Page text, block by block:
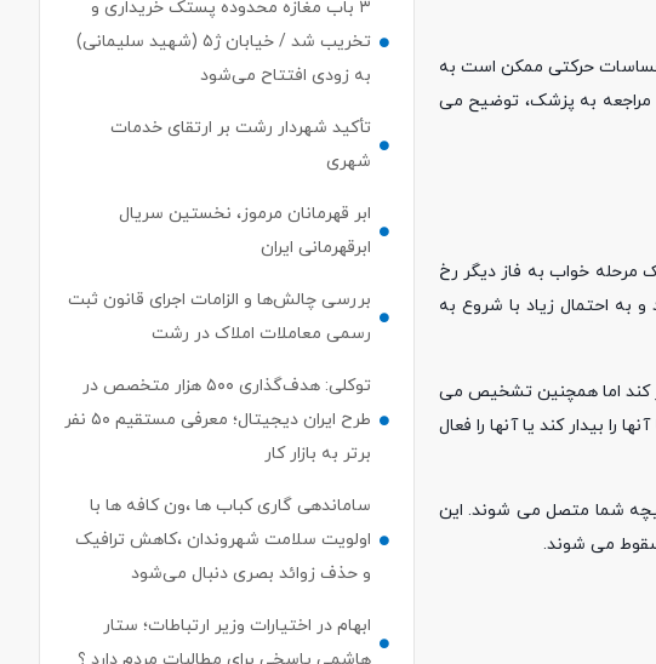
احساسات حرکتی ممکن است به
مراجعه به پزشک، توضیح می
مرحله خواب به فاز دیگر رخ
به احتمال زیاد با شروع به
کند اما همچنین تشخیص می
بیدار کند یا آنها را فعال
شما متصل می شوند. این
می شوند.
۳ باب مغازه محدوده پستک خریداری و
تخریب شد / خیابان ژ۵ (شهید سلیمانی)
به زودی افتتاح می‌شود
تأکید شهردار رشت بر ارتقای خدمات
شهری
ابر قهرمانان مرموز، نخستین سریال
ابرقهرمانی ایران
بررسی چالش‌ها و الزامات اجرای قانون ثبت
رسمی معاملات املاک در رشت
توکلی: هدف‌گذاری ۵۰۰ هزار متخصص در
طرح ایران دیجیتال؛ معرفی مستقیم ۵۰ نفر
برتر به بازار کار
ساماندهی گاری کباب ها ،ون کافه ها با
اولویت سلامت شهروندان ،کاهش ترافیک
و حذف زوائد بصری دنبال می‌شود
ابهام در اختیارات وزیر ارتباطات؛ ستار